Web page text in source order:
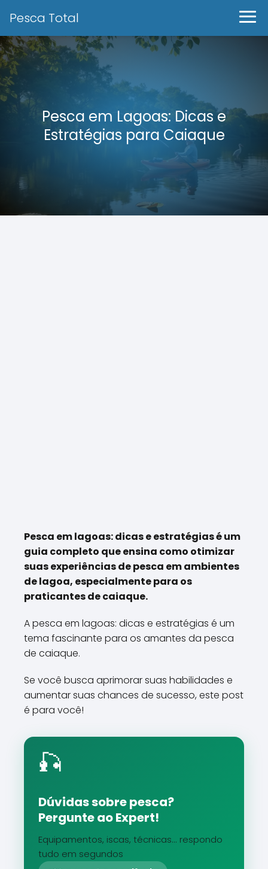
Pesca Total
Pesca em Lagoas: Dicas e
Estratégias para Caiaque
Pesca em lagoas: dicas e estratégias é um
guia completo que ensina como otimizar
suas experiências de pesca em ambientes
de lagoa, especialmente para os
praticantes de caiaque.
A pesca em lagoas: dicas e estratégias é um
tema fascinante para os amantes da pesca
de caiaque.
Se você busca aprimorar suas habilidades e
aumentar suas chances de sucesso, este post
é para você!
🎣
Dúvidas sobre pesca?
Pergunte ao Expert!
Equipamentos, iscas, técnicas... respondo
tudo em segundos